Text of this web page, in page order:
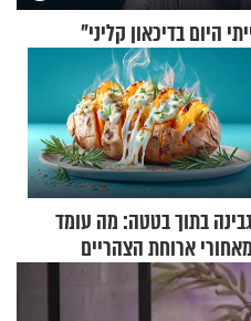
היום בדיכאון קליני"
גבינה בתוך בטטה: מה עומד
מאחורי ארוחת הצהריים
את הרשת?